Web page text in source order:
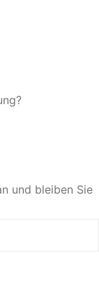
und bleiben Sie